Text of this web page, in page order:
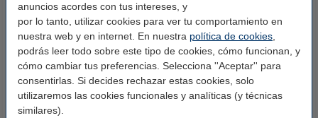
anuncios acordes con tus intereses, y
por lo tanto, utilizar cookies para ver tu comportamiento en
nuestra web y en internet. En nuestra política de cookies
podrás leer todo sobre este tipo de cookies, cómo funcionan, y
cómo cambiar tus preferencias. Selecciona ''Aceptar'' para
consentirlas. Si decides rechazar estas cookies, solo
utilizaremos las cookies funcionales y analíticas (y técnicas
similares).
Kyocera 302F909171 rodillo de
separacion (original)
Maxell AA/LR06/MN1500 Pilas
Alcalinas (32 unidades)